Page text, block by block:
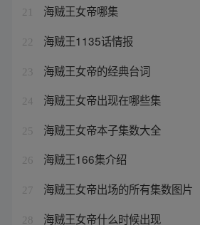
21 海贼王女帝哪集
22 海贼王1135话情报
23 海贼王女帝的经典台词
24 海贼王女帝出现在哪些集
25 海贼王女帝本子集数大全
26 海贼王166集介绍
27 海贼王女帝出场的所有集数图片
28 海贼王女帝什么时候出现